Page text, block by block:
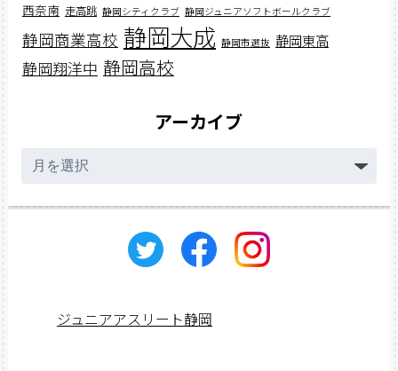
西奈南 走高跳 静岡シティクラブ 静岡ジュニアソフトボールクラブ
静岡商業高校 静岡大成 静岡市選抜 静岡東高
静岡翔洋中 静岡高校
アーカイブ
ー
ジュニアアスリート静岡